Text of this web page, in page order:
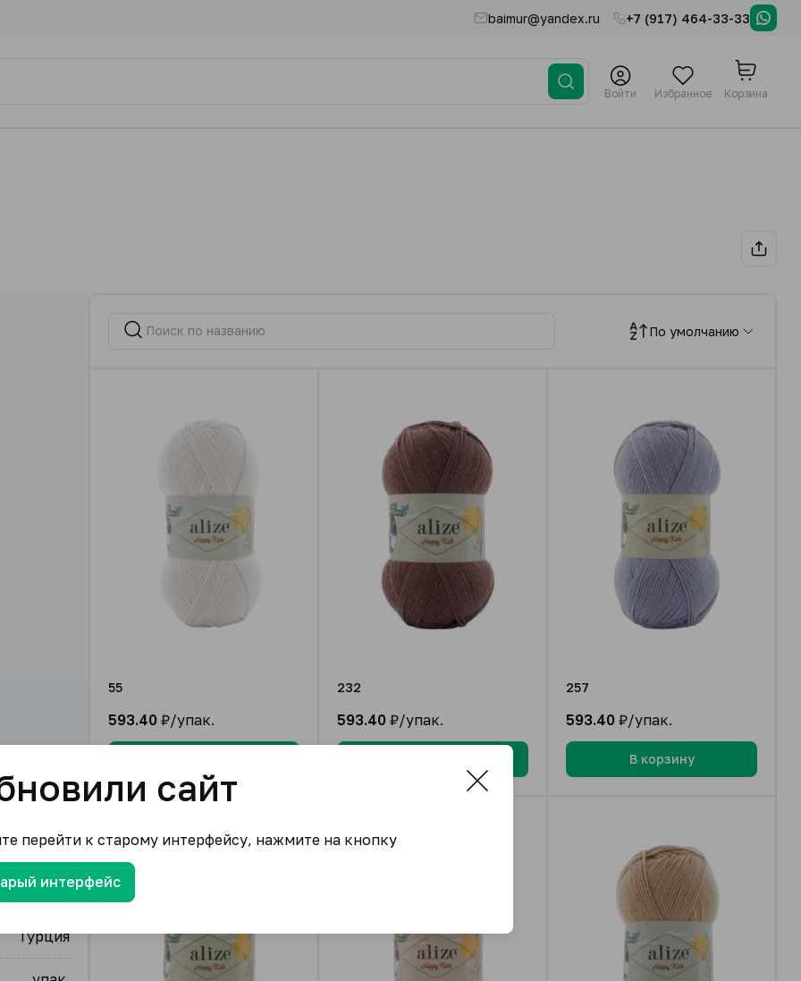
baimur@yandex.ru +7 (917) 464-33-33
Войти Избранное Корзина
Турция
По умолчанию
55
593.40 ₽/упак.
232
593.40 ₽/упак.
257
593.40 ₽/упак.
В корзину
сайт
перейти к старому интерфейсу, нажмите на кнопку
интерфейс